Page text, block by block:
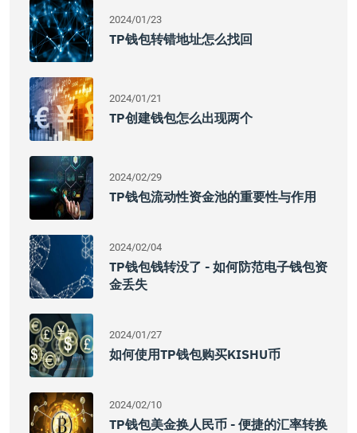
2024/01/23
TP钱包转错地址怎么找回
2024/01/21
TP创建钱包怎么出现两个
2024/02/29
TP钱包流动性资金池的重要性与作用
2024/02/04
TP钱包钱转没了 - 如何防范电子钱包资
金丢失
2024/01/27
如何使用TP钱包购买KISHU币
2024/02/10
TP钱包美金换人民币 - 便捷的汇率转换